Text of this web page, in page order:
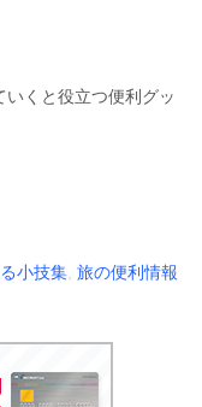
くと役立つ便利グッ
小技集 旅の便利情報